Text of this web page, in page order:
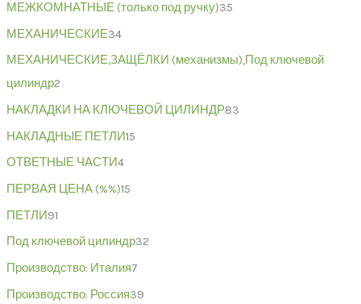
МЕЖКОМНАТНЫЕ (только под ручку)35
МЕХАНИЧЕСКИЕ34
МЕХАНИЧЕСКИЕ,ЗАЩЁЛКИ (механизмы),Под ключевой
цилиндр2
НАКЛАДКИ НА КЛЮЧЕВОЙ ЦИЛИНДР83
НАКЛАДНЫЕ ПЕТЛИ15
ОТВЕТНЫЕ ЧАСТИ4
ПЕРВАЯ ЦЕНА (%%)15
ПЕТЛИ91
Под ключевой цилиндр32
Производство: Италия7
Производство: Россия39